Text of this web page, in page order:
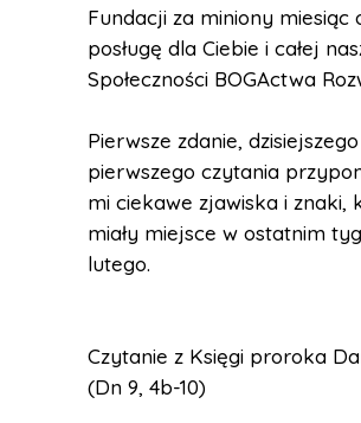
Fundacji za miniony miesiąc
posługę dla Ciebie i całej
Społeczności BOGActwa
Pierwsze zdanie, dzisiejszego
pierwszego czytania
mi ciekawe zjawiska i znaki,
miały miejsce w ostatnim
lutego.
Czytanie z Księgi proroka
(Dn 9, 4b-10)